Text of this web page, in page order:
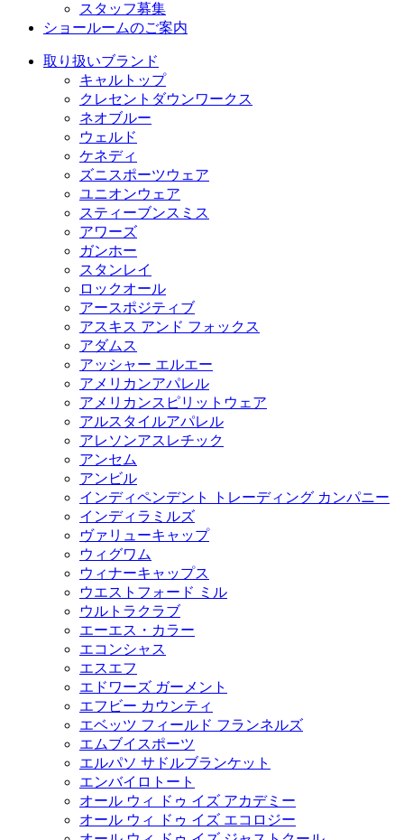
スタッフ募集
ショールームのご案内
取り扱いブランド
キャルトップ
クレセントダウンワークス
ネオブルー
ウェルド
ケネディ
ズニスポーツウェア
ユニオンウェア
スティーブンスミス
アワーズ
ガンホー
スタンレイ
ロックオール
アースポジティブ
アスキス アンド フォックス
アダムス
アッシャー エルエー
アメリカンアパレル
アメリカンスピリットウェア
アルスタイルアパレル
アレソンアスレチック
アンセム
アンビル
インディペンデント トレーディング カンパニー
インディラミルズ
ヴァリューキャップ
ウィグワム
ウィナーキャップス
ウエストフォード ミル
ウルトラクラブ
エーエス・カラー
エコンシャス
エスエフ
エドワーズ ガーメント
エフビー カウンティ
エベッツ フィールド フランネルズ
エムブイスポーツ
エルパソ サドルブランケット
エンバイロトート
オール ウィ ドゥ イズ アカデミー
オール ウィ ドゥ イズ エコロジー